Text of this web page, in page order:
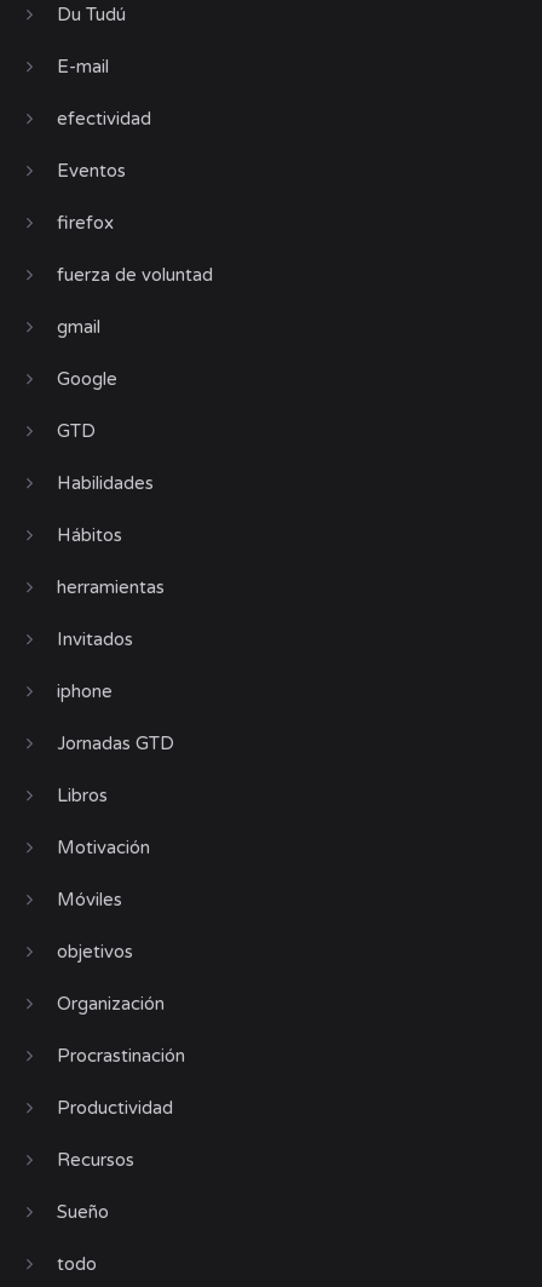
Du Tudú
E-mail
efectividad
Eventos
firefox
fuerza de voluntad
gmail
Google
GTD
Habilidades
Hábitos
herramientas
Invitados
iphone
Jornadas GTD
Libros
Motivación
Móviles
objetivos
Organización
Procrastinación
Productividad
Recursos
Sueño
todo